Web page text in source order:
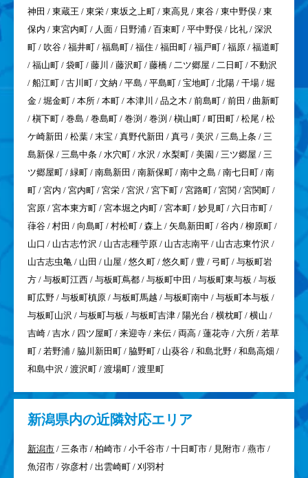
神田 / 東蔵王 / 東栄 / 東坂之上町 / 東高見 / 東谷 / 東中野俣 / 東
保内 / 東宮内町 / 人面 / 日野浦 / 百束町 / 平中野俣 / 比礼 / 深沢
町 / 吹谷 / 福井町 / 福島町 / 福住 / 福田町 / 福戸町 / 福原 / 福道町
/ 福山町 / 袋町 / 藤川 / 藤沢町 / 藤橋 / 二ツ郷屋 / 二日町 / 不動沢
/ 船江町 / 古川町 / 文納 / 平島 / 平島町 / 宝地町 / 北陽 / 干場 / 堀
金 / 堀金町 / 本所 / 本町 / 本津川 / 品之木 / 前島町 / 前田 / 曲新町
/ 槇下町 / 巻島 / 巻島町 / 巻渕 / 巻渕 / 槇山町 / 町田町 / 松尾 / 松
ケ崎新田 / 松葉 / 末宝 / 真野代新田 / 真弓 / 美沢 / 三島上条 / 三
島新保 / 三島中条 / 水穴町 / 水沢 / 水梨町 / 美園 / 三ツ郷屋 / 三
ツ郷屋町 / 緑町 / 南島新田 / 南新保町 / 南中之島 / 南七日町 / 南
町 / 宮内 / 宮内町 / 宮栄 / 宮沢 / 宮下町 / 宮路町 / 宮関 / 宮関町 /
宮原 / 宮本東方町 / 宮本堀之内町 / 宮本町 / 妙見町 / 六日市町 /
葎谷 / 村田 / 向島町 / 村松町 / 森上 / 矢島新田町 / 谷内 / 柳原町 /
山口 / 山古志竹沢 / 山古志種苧原 / 山古志南平 / 山古志東竹沢 /
山古志虫亀 / 山田 / 山屋 / 悠久町 / 悠久町 / 豊 / 弓町 / 与板町岩
方 / 与板町江西 / 与板町蔦都 / 与板町中田 / 与板町東与板 / 与板
町広野 / 与板町槙原 / 与板町馬越 / 与板町南中 / 与板町本与板 /
与板町山沢 / 与板町与板 / 与板町吉津 / 陽光台 / 横枕町 / 横山 /
吉崎 / 吉水 / 四ツ屋町 / 来迎寺 / 来伝 / 両高 / 蓮花寺 / 六所 / 若草
町 / 若野浦 / 脇川新田町 / 脇野町 / 山葵谷 / 和島北野 / 和島高畑 /
和島中沢 / 渡沢町 / 渡場町 / 渡里町
新潟県内の近隣対応エリア
新潟市 / 三条市 / 柏崎市 / 小千谷市 / 十日町市 / 見附市 / 燕市 /
魚沼市 / 弥彦村 / 出雲崎町 / 刈羽村